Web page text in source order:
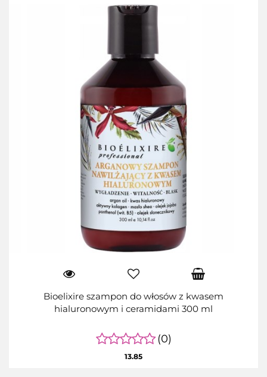
Bioelixire szampon do włosów z kwasem
hialuronowym i ceramidami 300 ml
(0)
13.85